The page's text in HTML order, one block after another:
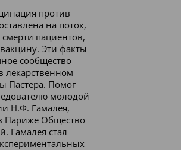
против
на поток,
пациентов,
Эти факты
сообщество
лекарственном
Пастера. Помог
молодой
Н.Ф. Гамалея,
Париже Общество
Гамалея стал